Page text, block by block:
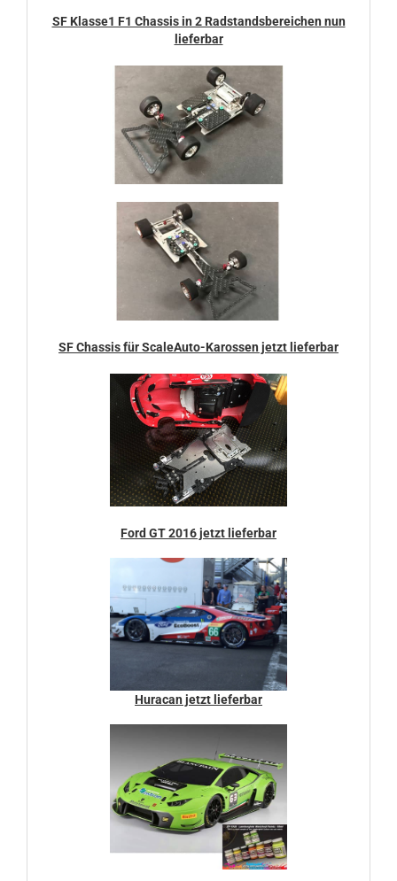
SF Klasse1 F1 Chassis in 2 Radstandsbereichen nun
lieferbar
SF Chassis für ScaleAuto-Karossen jetzt lieferbar
Ford GT 2016 jetzt lieferbar
Huracan jetzt lieferbar